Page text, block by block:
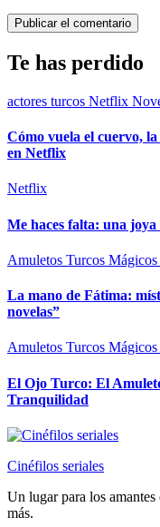
Te has perdido
actores turcos Netflix
Cómo vuela el cuervo,
en Netflix
Netflix
Me haces falta: una joya
Amuletos Turcos Mágicos
La mano de Fátima:
novelas”
Amuletos Turcos Mágicos
El Ojo Turco: El
Tranquilidad
Cinéfilos seriales
Un lugar para los
más.